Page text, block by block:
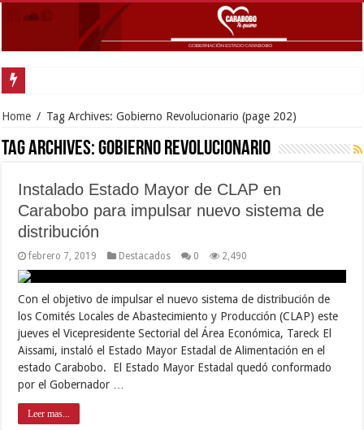
Home / Tag Archives: Gobierno Revolucionario (page 202)
Tag Archives:Gobierno Revolucionario
Instalado Estado Mayor de CLAP en
Carabobo para impulsar nuevo sistema de
distribución
febrero 7, 2019 Destacados 0 2,490
Con el objetivo de impulsar el nuevo sistema de distribución de
los Comités Locales de Abastecimiento y Producción (CLAP) este
jueves el Vicepresidente Sectorial del Área Económica, Tareck El
Aissami, instaló el Estado Mayor Estadal de Alimentación en el
estado Carabobo. El Estado Mayor Estadal quedó conformado
por el Gobernador …
Leer mas...